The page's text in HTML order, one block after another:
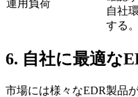
運用負荷
自社
する。
6. 自社に最適な
市場には様々なEDR製品